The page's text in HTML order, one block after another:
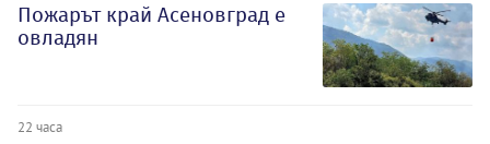
Пожарът край Асеновград е
овладян
22 часа